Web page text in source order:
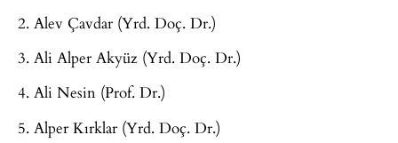
2. Alev Çavdar (Yrd. Doç. Dr.)
3. Ali Alper Akyüz (Yrd. Doç. Dr.)
4. Ali Nesin (Prof. Dr.)
5. Alper Kırklar (Yrd. Doç. Dr.)